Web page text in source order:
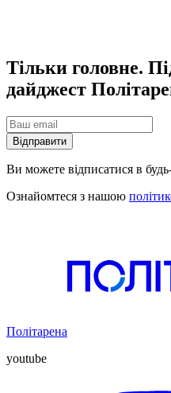
Тільки головне.
дайджест
Відправити
Ви можете відписатися в
Ознайомтеся з нашою
Політарена
youtube